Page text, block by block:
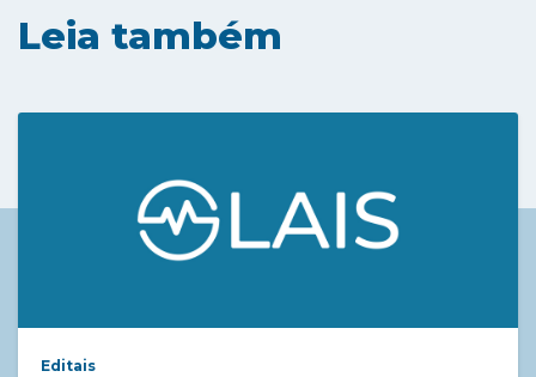
Leia também
Editais